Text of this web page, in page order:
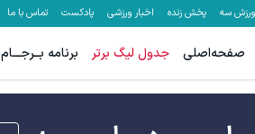
سه پخش زنده اخبار ورزشی پادکست تماس با ما
صفحه‌اصلی جدول لیگ برتر برنامه بــرجـــام